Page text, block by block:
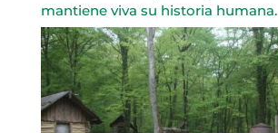
mantiene viva su historia humana.